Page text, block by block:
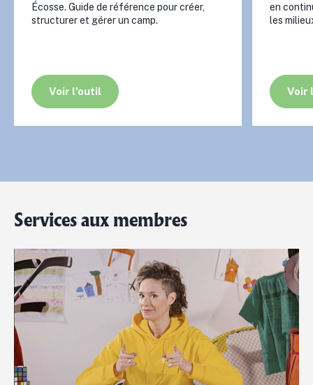
Écosse. Guide de référence pour créer,
structurer et gérer un camp.
Voir l'outil
en
les
Voir
Services aux membres